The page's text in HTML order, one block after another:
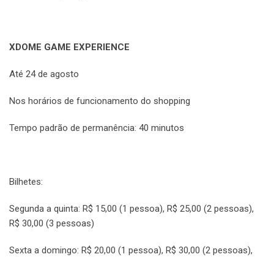
XDOME GAME EXPERIENCE
Até 24 de agosto
Nos horários de funcionamento do shopping
Tempo padrão de permanência: 40 minutos
Bilhetes:
Segunda a quinta: R$ 15,00 (1 pessoa), R$ 25,00 (2 pessoas),
R$ 30,00 (3 pessoas)
Sexta a domingo: R$ 20,00 (1 pessoa), R$ 30,00 (2 pessoas),